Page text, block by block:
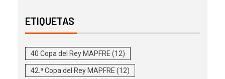
ETIQUETAS
40 Copa del Rey MAPFRE (12)
42.ª Copa del Rey MAPFRE (12)